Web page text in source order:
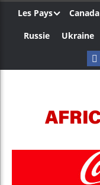
Les Pays Canada
Russie
Ukraine